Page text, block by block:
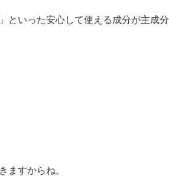
といった安心して使える成分が主成分
ますからね。